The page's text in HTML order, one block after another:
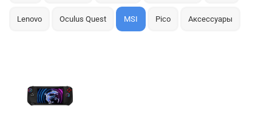
Lenovo Oculus Quest MSI Pico Аксессуары